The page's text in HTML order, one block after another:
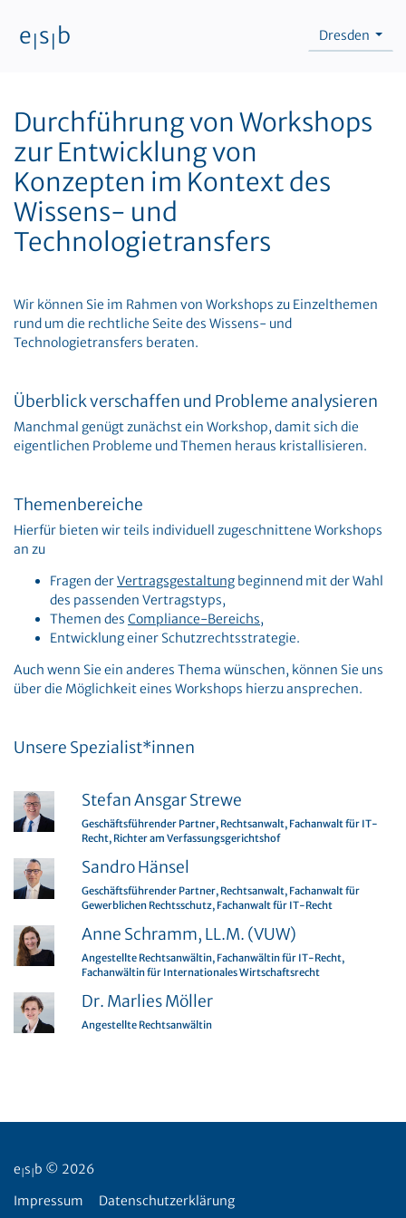
e s b Dresden
Durchführung von Workshops
zur Entwicklung von
Konzepten im Kontext des
Wissens- und
Technologietransfers
Wir können Sie im Rahmen von Workshops zu Einzelthemen
rund um die rechtliche Seite des Wissens- und
Technologietransfers beraten.
Überblick verschaffen und Probleme analysieren
Manchmal genügt zunächst ein Workshop, damit sich die
eigentlichen Probleme und Themen heraus kristallisieren.
Themenbereiche
Hierfür bieten wir teils individuell zugeschnittene Workshops
an zu
Fragen derVertragsgestaltung beginnend mit der Wahl
des passenden Vertragstyps,
Themen des Compliance-Bereichs,
Entwicklung einer Schutzrechtsstrategie.
Auch wenn Sie ein anderes Thema wünschen, können Sie uns
über die Möglichkeit eines Workshops hierzu ansprechen.
Unsere Spezialist*innen
Stefan Ansgar Strewe
Geschäftsführender Partner, Rechtsanwalt, Fachanwalt für IT-
Recht, Richter am Verfassungsgerichtshof
Sandro Hänsel
Geschäftsführender Partner, Rechtsanwalt, Fachanwalt für
Gewerblichen Rechtsschutz, Fachanwalt für IT-Recht
Anne Schramm, LL.M. (VUW)
Angestellte Rechtsanwältin, Fachanwältin für IT-Recht,
Fachanwältin für Internationales Wirtschaftsrecht
Dr. Marlies Möller
Angestellte Rechtsanwältin
e s b © 2026
Impressum
Datenschutzerklärung